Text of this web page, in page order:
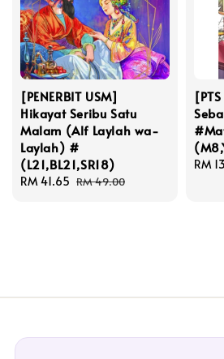
[PENERBIT USM]
Hikayat Seribu Satu
Malam (Alf Laylah wa-
Laylah) #
(L21,BL21,SR18)
Sale
RM 41.65 Regular
RM 49.00
Sale
RM